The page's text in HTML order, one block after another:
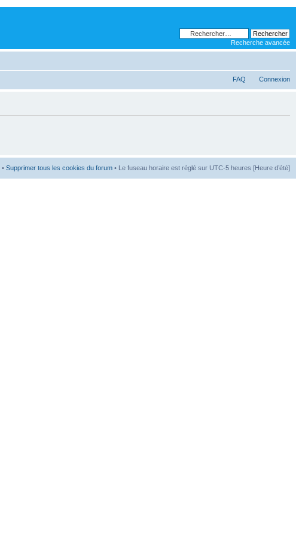
Recherche avancée
FAQ Connexion
• Supprimer tous les cookies du forum • Le fuseau horaire est réglé sur UTC-5 heures [Heure d’été]